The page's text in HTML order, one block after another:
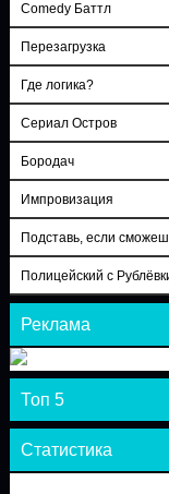
Comedy Баттл
Перезагрузка
Где логика?
Сериал Остров
Бородач
Импровизация
Подставь, если
Полицейский с
Реклама
Топ 5
Статистика